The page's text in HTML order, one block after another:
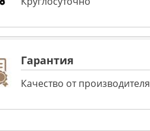
Гарантия
Качество от производителя